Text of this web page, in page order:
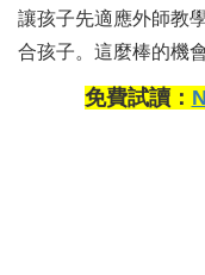
讓孩子先適應外師教
合孩子。這麼棒的機
免費試讀：